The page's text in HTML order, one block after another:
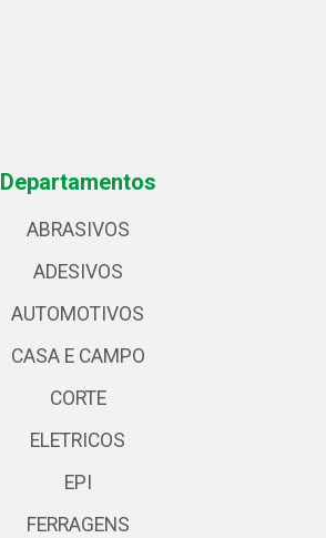
Departamentos
ABRASIVOS
ADESIVOS
AUTOMOTIVOS
CASA E CAMPO
CORTE
ELETRICOS
EPI
FERRAGENS